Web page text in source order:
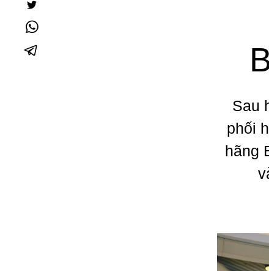
Sau
phối
hãng